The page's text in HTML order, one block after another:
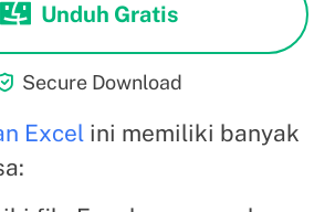
Unduh Gratis
Secure Download
Excelini memiliki banyak